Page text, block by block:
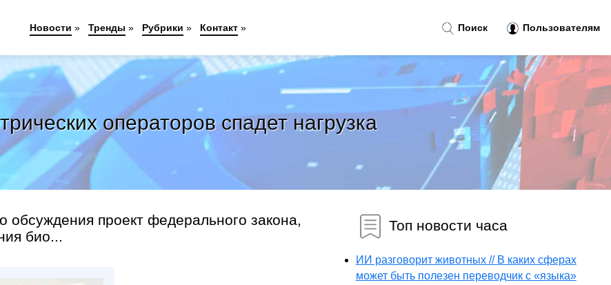
операторов спадет нагрузка
проект фе­дераль­но­го за­кона,
био...
Топ новости часа
ИИ разговорит животных // В каких сферах
может быть полезен переводчик с «языка»
Поиск Пользователям
Новости » Тренды » Рубрики » Контакт »